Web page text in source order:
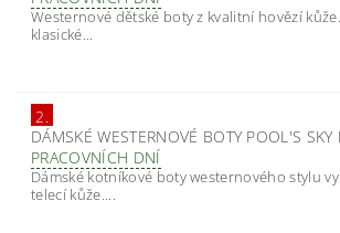
Westernové dětské boty z kvalitní hovězí
klasické...
2.
DÁMSKÉ WESTERNOVÉ BOTY POOL'S SKY
PRACOVNÍCH DNÍ
Dámské kotníkové boty westernového stylu
telecí kůže....